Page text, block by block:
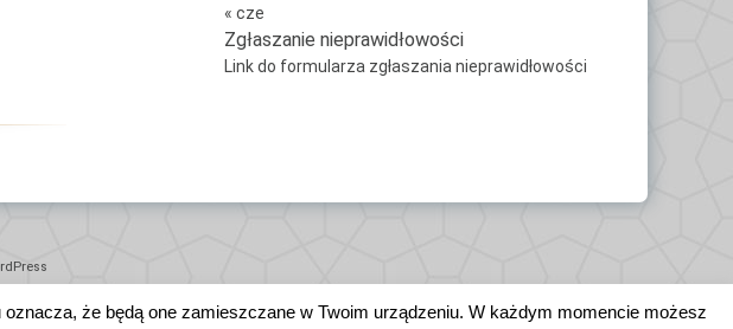
« cze
Zgłaszanie nieprawidłowości
Link do formularza zgłaszania nieprawidłowości
że będą one zamieszczane w Twoim urządzeniu. W każdym momencie możesz